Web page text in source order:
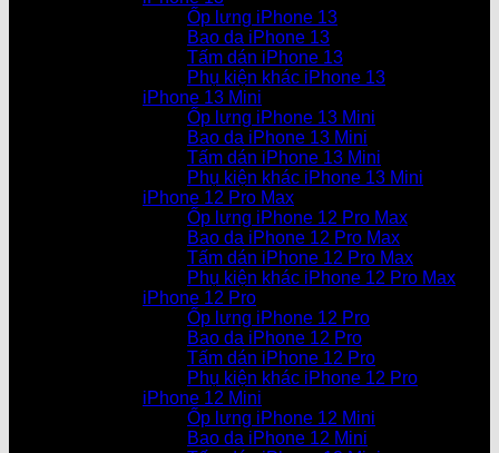
Ốp lưng iPhone 13
Bao da iPhone 13
Tấm dán iPhone 13
Phụ kiện khác iPhone 13
iPhone 13 Mini
Ốp lưng iPhone 13 Mini
Bao da iPhone 13 Mini
Tấm dán iPhone 13 Mini
Phụ kiện khác iPhone 13 Mini
iPhone 12 Pro Max
Ốp lưng iPhone 12 Pro Max
Bao da iPhone 12 Pro Max
Tấm dán iPhone 12 Pro Max
Phụ kiện khác iPhone 12 Pro Max
iPhone 12 Pro
Ốp lưng iPhone 12 Pro
Bao da iPhone 12 Pro
Tấm dán iPhone 12 Pro
Phụ kiện khác iPhone 12 Pro
iPhone 12 Mini
Ốp lưng iPhone 12 Mini
Bao da iPhone 12 Mini